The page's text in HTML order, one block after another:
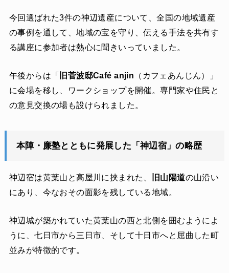
今回選ばれた3件の神辺遺産について、全国の地域遺産
の事例を通して、地域の宝を守り、伝える手法を共有す
る講座に参加者は熱心に聞きいっていました。
午後からは「 旧菅波邸Café anjin （カフェあんじん）」
に会場を移し、ワークショップを開催。専門家や住民と
の意見交換の場も設けられました。
本陣・廉塾とともに発展した「神辺宿」の略歴
神辺宿は黄葉山と高屋川に挟まれた、 旧山陽道の山沿い
にあり、今なおその面影を残している地域。
神辺城が築かれていた黄葉山の西と北側を囲むようによ
うに、七日市から三日市、そして十日市へと屈曲した町
並みが特徴的です。